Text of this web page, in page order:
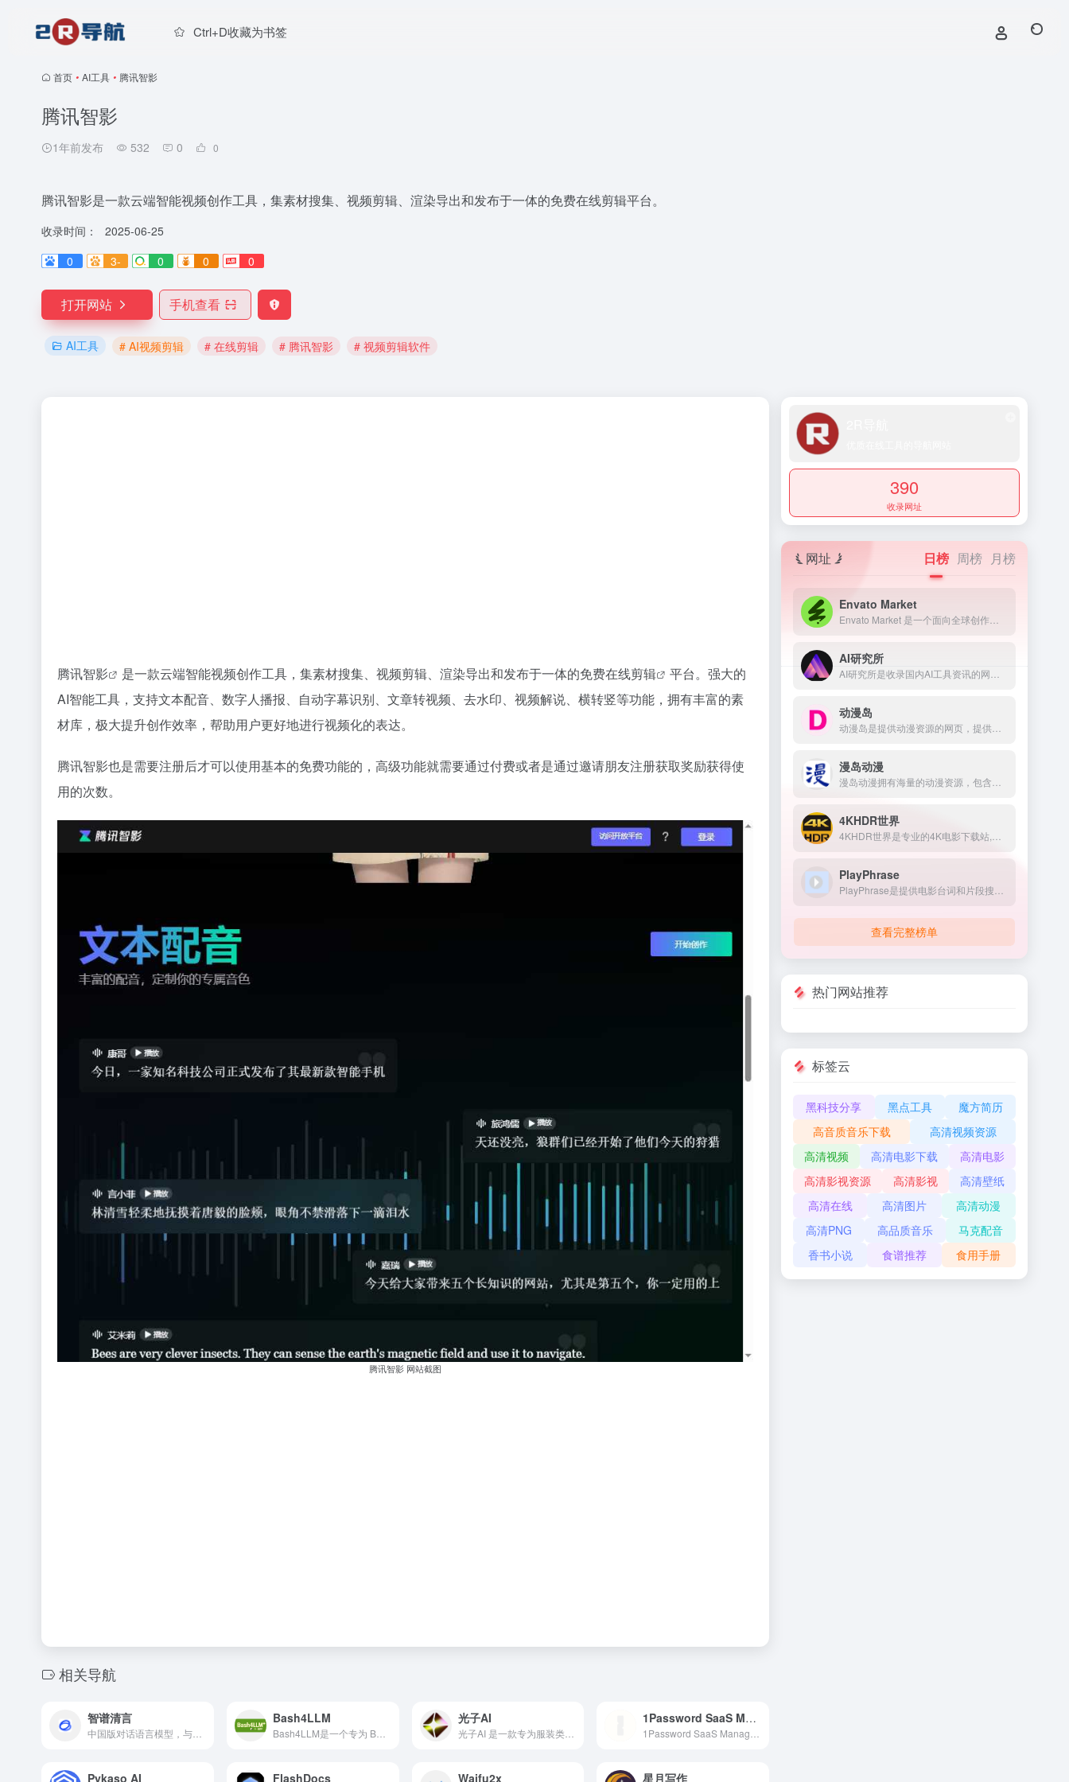
Ctrl+D收藏为书签
首页 • AI工具 • 腾讯智影
腾讯智影
1年前发布 532 0 0
腾讯智影是一款云端智能视频创作工具，集素材搜集、视频剪辑、渲染导出和发布于一体的免费在线剪辑平台。
收录时间：
2025-06-25
0
3- 0 0 0
打开网站 手机查看
AI工具 # AI视频剪辑 # 在线剪辑 # 腾讯智影 # 视频剪辑软件
腾讯智影 是一款云端智能视频创作工具，集素材搜集、视频剪辑、渲染导出和发布于一体的免费在线剪辑
平台。强大的
AI智能工具，支持文本配音、数字人播报、自动字幕识别、文章转视频、去水印、视频解说、横转竖等功能，拥有丰富的素
材库，极大提升创作效率，帮助用户更好地进行视频化的表达。
腾讯智影也是需要注册后才可以使用基本的免费功能的，高级功能就需要通过付费或者是通过邀请朋友注册获取奖励获得使
用的次数。
腾讯智影 网站截图
相关导航
智谱清言 Bash4LLM
Bash4LLM是一个专为 Bash 终端与大语言模型（LLM）搭建桥梁的开源工具。
光子AI
光子AI 是一款专为服装类电商设计的智能商品图生成平台，融合了最前沿的 AI 图像生成技术，支持一键AI换模特、AI换装、AI商品图制作，可轻松生成虚拟模特图、白底图与场景图。
1Password SaaS Manager
Pykaso AI FlashDocs Waifu2x 星月写作
390
收录网址
网址 日榜 周榜 月榜
Envato Market
AI研究所
动漫岛
漫岛动漫
4KHDR世界
PlayPhrase
查看完整榜单
热门网站推荐
标签云
黑科技分享 黑点工具
魔方简历
高音质音乐下载
高清视频资源
高清视频
高清电影下载
高清电影
高清影视资源
高清影视
高清壁纸
高清在线
高清图片
高清动漫
高清PNG
高品质音乐
马克配音
香书小说
食谱推荐 食用手册